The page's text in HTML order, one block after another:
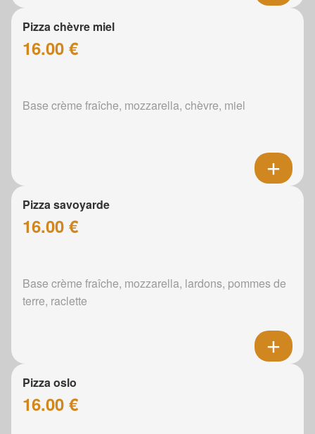
Pizza chèvre miel
16.00 €
Base crème fraîche, mozzarella, chèvre, miel
Pizza savoyarde
16.00 €
Base crème fraîche, mozzarella, lardons, pommes de
terre, raclette
Pizza oslo
16.00 €